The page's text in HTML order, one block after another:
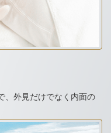
、外見だけでなく内面の